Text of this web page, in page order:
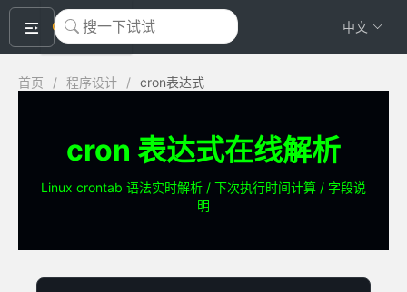
okeyTool 中文
首页 / 程序设计 / cron表达式
cron 表达式在线解析
Linux crontab 语法实时解析 / 下次执行时间计算 / 字段说
明